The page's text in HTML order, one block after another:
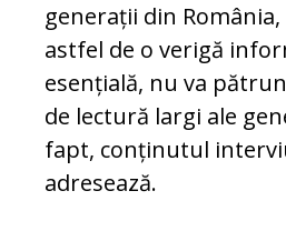
generații din
astfel de o verigă
esențială, nu va
de lectură largi ale
fapt, conținutul
adresează.